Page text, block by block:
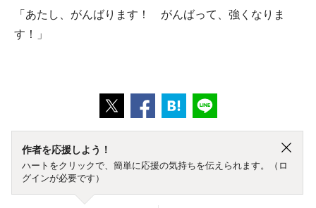
「あたし、がんばります！ がんばって、強くなりま
す！」
作者を応援しよう！
ハートをクリックで、簡単に応援の気持ちを伝えられます。（ロ
グインが必要です）